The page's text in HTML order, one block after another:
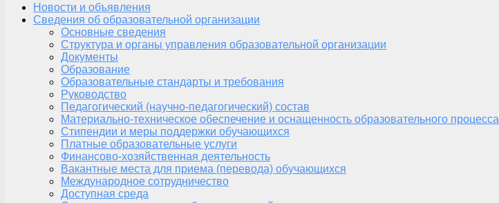
Новости и объявления
Сведения об образовательной организации
Основные сведения
Структура и органы управления образовательной организации
Документы
Образование
Образовательные стандарты и требования
Руководство
Педагогический (научно-педагогический) состав
Материально-техническое обеспечение и оснащенность образовательного процесса
Стипендии и меры поддержки обучающихся
Платные образовательные услуги
Финансово-хозяйственная деятельность
Вакантные места для приема (перевода) обучающихся
Международное сотрудничество
Доступная среда